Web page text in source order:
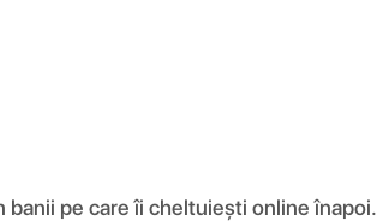
pe care îi cheltuiești online înapoi.